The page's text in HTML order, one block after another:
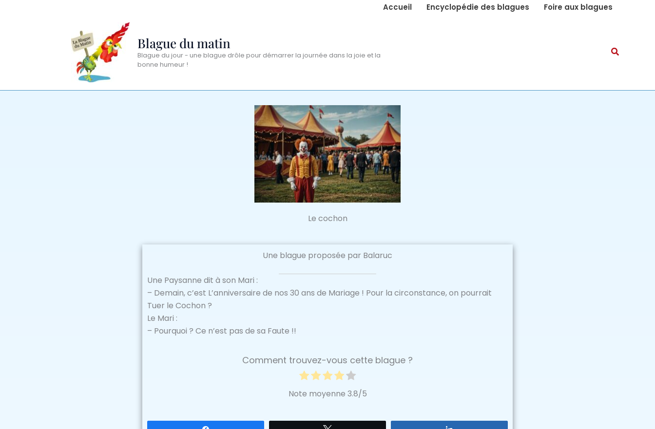
Accueil Encyclopédie des blagues Foire aux blagues
Blague du matin
Blague du jour - une blague drôle pour démarrer la journée dans la joie et la
bonne humeur !
Le cochon
Une blague proposée par Balaruc
Une Paysanne dit à son Mari :
– Demain, c’est L’anniversaire de nos 30 ans de Mariage ! Pour la circonstance, on pourrait
Tuer le Cochon ?
Le Mari :
– Pourquoi ? Ce n’est pas de sa Faute !!
Comment trouvez-vous cette blague ?
Note moyenne 3.8/5